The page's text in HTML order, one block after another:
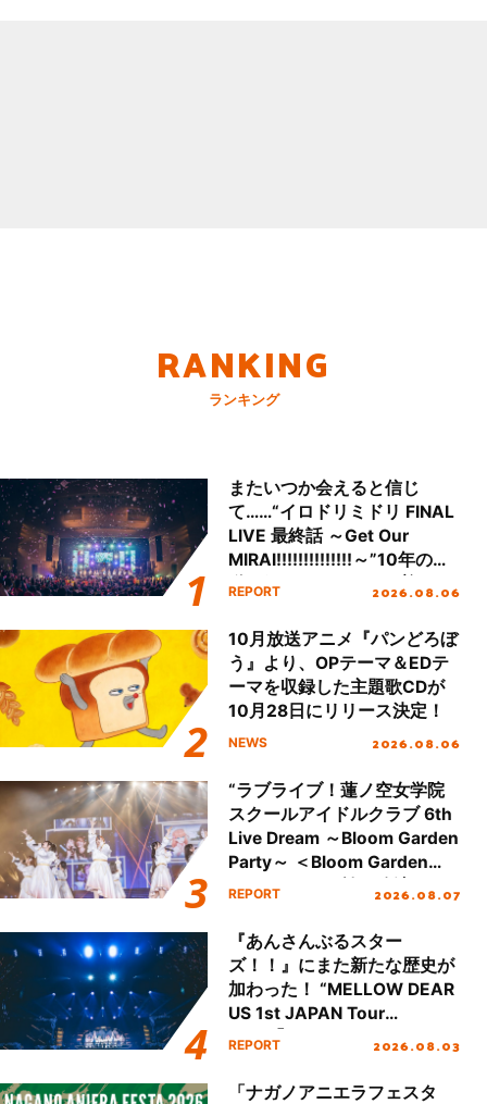
RANKING
ランキング
またいつか会えると信じ
て……“イロドリミドリ FINAL
LIVE 最終話 ～Get Our
MIRAI!!!!!!!!!!!!!!～”10年の活
動を経てファイナルを迎える
REPORT 2026.08.06
10月放送アニメ『パンどろぼ
う』より、OPテーマ＆EDテ
ーマを収録した主題歌CDが
10月28日にリリース決定！
NEWS 2026.08.06
“ラブライブ！蓮ノ空女学院
スクールアイドルクラブ 6th
Live Dream ～Bloom Garden
Party～ ＜Bloom Garden
Party Stage／埼玉公演＞”
REPORT 2026.08.07
『あんさんぶるスター
ズ！！』にまた新たな歴史が
加わった！ “MELLOW DEAR
US 1st JAPAN Tour
Final「NICE to meet YOU
ート!!
REPORT 2026.08.03
「ナガノアニエラフェスタ